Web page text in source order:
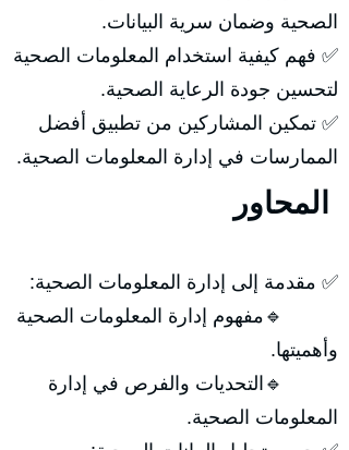
الصحية وضمان سرية البيانات.
✅ فهم كيفية استخدام المعلومات الصحية
لتحسين جودة الرعاية الصحية.
✅ تمكين المشاركين من تطبيق أفضل
الممارسات في إدارة المعلومات الصحية.
✅ مقدمة إلى إدارة المعلومات الصحية:
🔹مفهوم إدارة المعلومات الصحية
وأهميتها.
🔹التحديات والفرص في إدارة
المعلومات الصحية.